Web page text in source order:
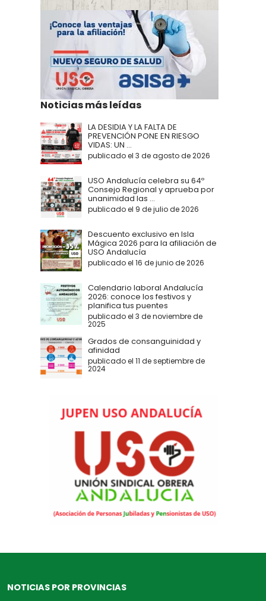
Noticias más leídas
LA DESIDIA Y LA FALTA DE
PREVENCIÓN PONE EN RIESGO
VIDAS: UN ...
publicado el 3 de agosto de 2026
USO Andalucía celebra su 64º
Consejo Regional y aprueba por
unanimidad las ...
publicado el 9 de julio de 2026
Descuento exclusivo en Isla
Mágica 2026 para la afiliación de
USO Andalucía
publicado el 16 de junio de 2026
Calendario laboral Andalucía
2026: conoce los festivos y
planifica tus puentes
publicado el 3 de noviembre de
2025
Grados de consanguinidad y
afinidad
publicado el 11 de septiembre de
2024
NOTICIAS POR PROVINCIAS